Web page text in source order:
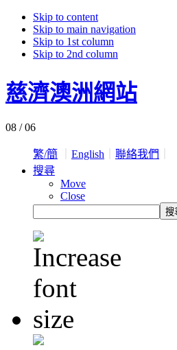
Skip to content
Skip to main navigation
Skip to 1st column
Skip to 2nd column
慈濟澳洲網站
08 / 06
繁/簡 English 聯絡我們
搜尋
Move
Close